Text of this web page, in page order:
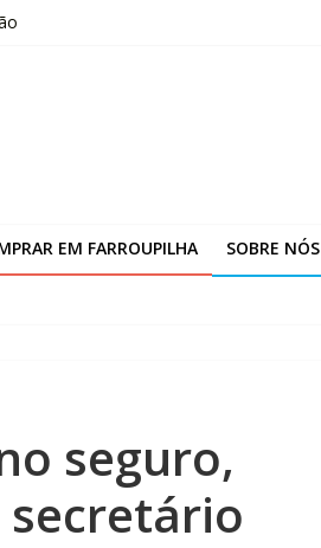
enchente de 2024
EM FARROUPILHA SOBRE NÓS
seguro,